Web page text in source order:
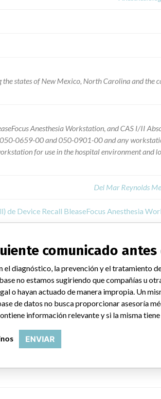
states of New Mexico, North Carolina and the
Anesthesia Workstation, and CAS I/II
0659-00 and 050-0901-00 and any
for use in the hospital environment and
Del Mar Reynolds
de Device Recall BleaseFocus Anesthesia
1-2 Harforde Ct., Foxholes, Business Park, Hertford
comunicado antes
diagnóstico, la prevención y el tratamiento
no estamos sugiriendo que compañías u
o hayan actuado de manera impropia. Un
de datos no busca proporcionar asesoría
información relevante y si la misma
ENVIAR